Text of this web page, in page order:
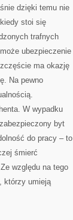
ZALETĘ
dzięki temu nie
stoi się
trafnych
ubezpieczenie
ma okazję
Na pewno
W wypadku
byt
do pracy – to
śmierć
względu na tego
którzy umieją